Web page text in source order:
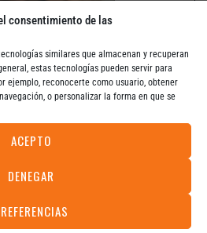
consentimiento de las
similares que almacenan y recuperan
estas tecnologías pueden servir para
ejemplo, reconocerte como usuario, obtener
o personalizar la forma en que se
ACEPTO
DENEGAR
hacerte mechas o coloración en la